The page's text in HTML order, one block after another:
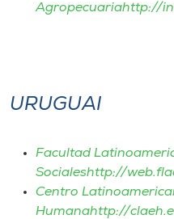
Store
o idioma
Agropecuariahttp://
URUGUAI
Facultad
Socialeshttp://
Centro
Humanahttp://